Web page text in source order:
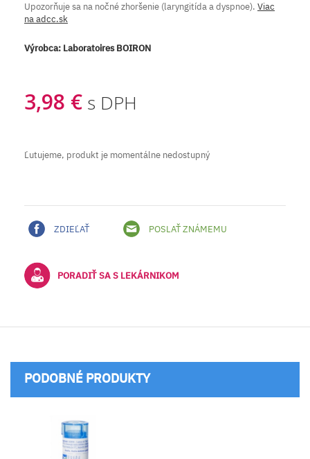
Upozorňuje sa na nočné zhoršenie (laryngitída a dyspnoe). Viac
na adcc.sk
Výrobca: Laboratoires BOIRON
3,98 € s DPH
Ľutujeme, produkt je momentálne nedostupný
ZDIEĽAŤ POSLAŤ ZNÁMEMU
PORADIŤ SA S LEKÁRNIKOM
PODOBNÉ PRODUKTY